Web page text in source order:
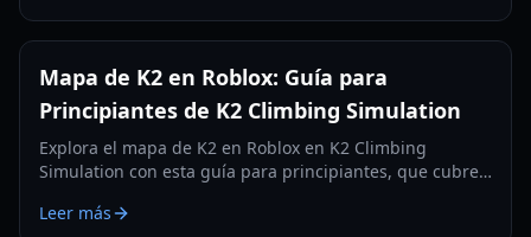
Mapa de K2 en Roblox: Guía para
Principiantes de K2 Climbing Simulation
Explora el mapa de K2 en Roblox en K2 Climbing
Simulation con esta guía para principiantes, que cubre
llegar a la cima.
Leer más